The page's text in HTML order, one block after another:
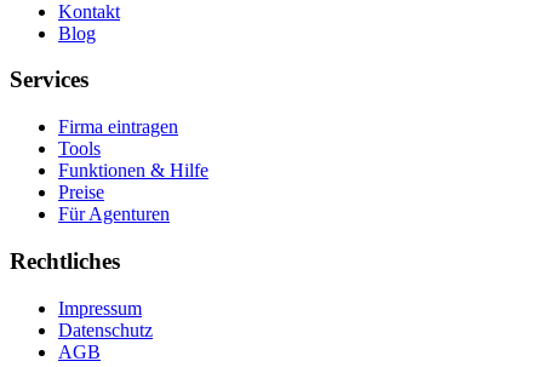
Kontakt
Blog
Services
Firma eintragen
Tools
Funktionen & Hilfe
Preise
Für Agenturen
Rechtliches
Impressum
Datenschutz
AGB